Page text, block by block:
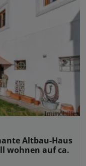
Altbau-Haus
wohnen auf ca.